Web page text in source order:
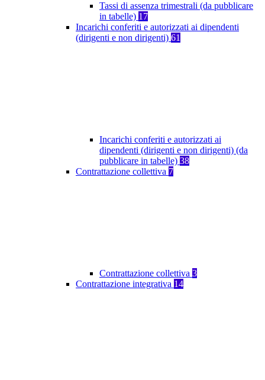
Tassi di assenza trimestrali (da pubblicare
in tabelle) 17
Incarichi conferiti e autorizzati ai dipendenti
(dirigenti e non dirigenti) 61
Incarichi conferiti e autorizzati ai
dipendenti (dirigenti e non dirigenti) (da
pubblicare in tabelle) 38
Contrattazione collettiva 7
Contrattazione collettiva 3
Contrattazione integrativa 14